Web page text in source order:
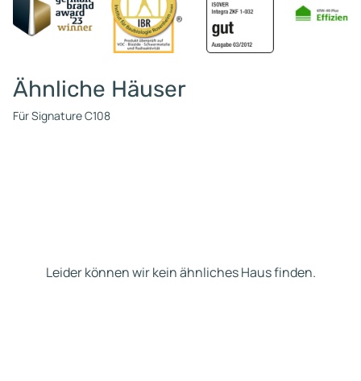
Ähnliche Häuser
Für Signature C108
Leider können wir kein ähnliches Haus finden.